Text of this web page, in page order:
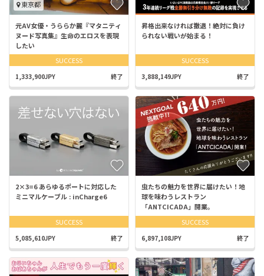
東京都
元AV女優・うららか麗『マタニティ
ヌード写真集』生命のエロスを表現
したい
SUCCESS
1,333,900JPY 終了
昇格出来なければ撤退！絶対に負け
られない戦いが始まる！
SUCCESS
3,888,149JPY 終了
2×3=6 あらゆるポートに対応した
ミニマルケーブル : inCharge6
SUCCESS
5,085,610JPY 終了
虫たちの魅力を世界に届けたい！地
球を味わうレストラン
「ANTCICADA」開業。
SUCCESS
6,897,108JPY 終了